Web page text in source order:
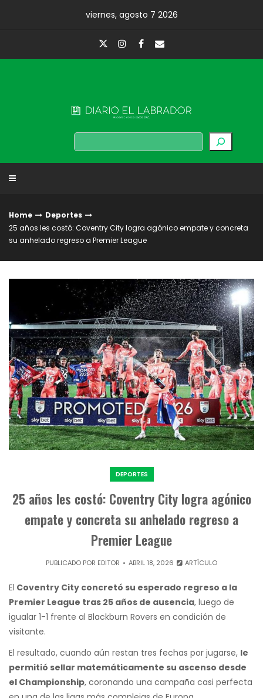
viernes, agosto 7 2026
Buscar
Home
Deportes
25 años les costó: Coventry City logra agónico empate y concreta
su anhelado regreso a Premier League
DEPORTES
25 años les costó: Coventry City logra agónico
empate y concreta su anhelado regreso a
Premier League
PUBLICADO POR EDITOR ABRIL 18, 2026 ARTÍCULO
El Coventry City concretó su esperado regreso a la
Premier League tras 25 años de ausencia, luego de
igualar 1-1 frente al Blackburn Rovers en condición de
visitante.
El resultado, cuando aún restan tres fechas por jugarse, le
permitió sellar matemáticamente su ascenso desde
el Championship, coronando una campaña casi perfecta